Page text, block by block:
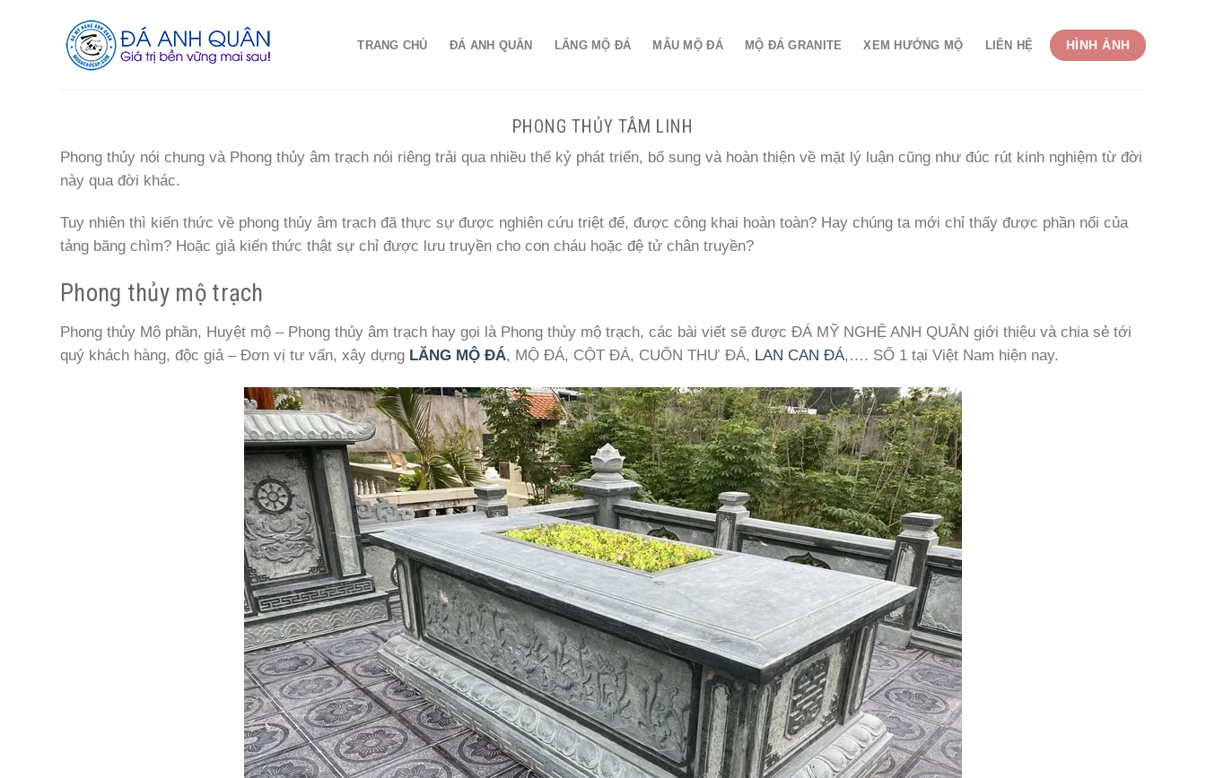
TRANG CHỦ ĐÁ ANH QUÂN LĂNG MỘ ĐÁ MẪU MỘ ĐÁ MỘ ĐÁ GRANITE XEM HƯỚNG MỘ LIÊN HỆ HÌNH ẢNH
PHONG THỦY TÂM LINH
Phong thủy nói chung và Phong thủy âm trạch nói riêng trải qua nhiều thế kỷ phát triển, bổ sung và hoàn thiện về mặt lý luận cũng như đúc rút kinh nghiệm từ đời
này qua đời khác.
Tuy nhiên thì kiến thức về phong thủy âm trạch đã thực sự được nghiên cứu triệt để, được công khai hoàn toàn? Hay chúng ta mới chỉ thấy được phần nổi của
tảng băng chìm? Hoặc giả kiến thức thật sự chỉ được lưu truyền cho con cháu hoặc đệ tử chân truyền?
Phong thủy mộ trạch
Phong thủy Mộ phần, Huyệt mộ – Phong thủy âm trạch hay gọi là Phong thủy mộ trạch, các bài viết sẽ được ĐÁ MỸ NGHỆ ANH QUÂN giới thiệu và chia sẻ tới
quý khách hàng, độc giả – Đơn vị tư vấn, xây dựng LĂNG MỘ ĐÁ, MỘ ĐÁ, CỘT ĐÁ, CUỐN THƯ ĐÁ, LAN CAN ĐÁ,…. SỐ 1 tại Việt Nam hiện nay.